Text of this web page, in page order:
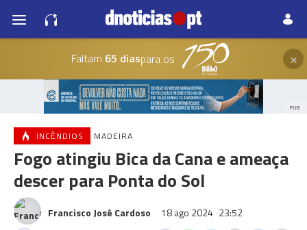
Faltam 65 diaspara os ×
PUB
INCÊNDIOS MADEIRA
Fogo atingiu Bica da Cana e ameaça
descer para Ponta do Sol
Francisco José Cardoso 18 ago 2024 23:52